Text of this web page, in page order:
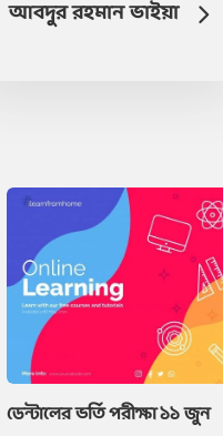
আবদুর রহমান ভাইয়া
ডেন্টালের ভর্তি পরীক্ষা ১১ জুন